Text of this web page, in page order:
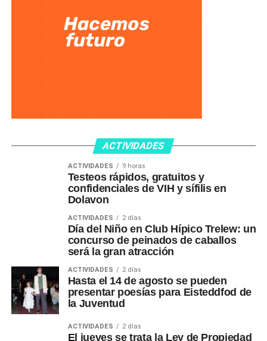
ACTIVIDADES
ACTIVIDADES 9 horas
Testeos rápidos, gratuitos y
confidenciales de VIH y sífilis en
Dolavon
ACTIVIDADES 2 días
Día del Niño en Club Hípico Trelew: un
concurso de peinados de caballos
será la gran atracción
ACTIVIDADES 2 días
Hasta el 14 de agosto se pueden
presentar poesías para Eisteddfod de
la Juventud
ACTIVIDADES 2 días
El jueves se trata la Ley de Propiedad